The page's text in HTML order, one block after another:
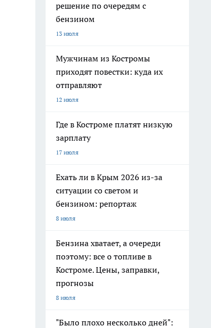
решение по очередям с
бензином
13 июля
Мужчинам из Костромы
приходят повестки: куда их
отправляют
12 июля
Где в Костроме платят низкую
зарплату
17 июля
Ехать ли в Крым 2026 из-за
ситуации со светом и
бензином: репортаж
8 июля
Бензина хватает, а очереди
поэтому: все о топливе в
Костроме. Цены, заправки,
прогнозы
8 июля
"Было плохо несколько дней":